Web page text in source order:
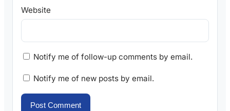
Website
Notify me of follow-up comments by email.
Notify me of new posts by email.